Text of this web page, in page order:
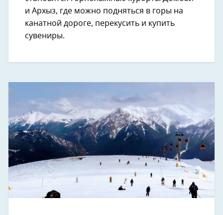
и Архыз, где можно подняться в горы на
канатной дороге, перекусить и купить
сувениры.